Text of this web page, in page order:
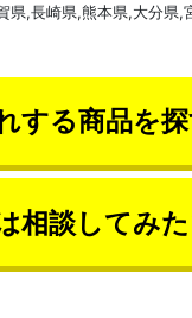
県,長崎県,熊本県,大分県,
する商品を
相談してみ